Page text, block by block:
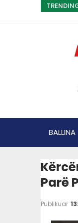
BALLINA
Parë
Publikuar